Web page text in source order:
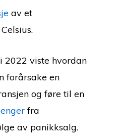
av et
2022 viste hvordan
forårsake en
og føre til en
fra
av panikksalg.